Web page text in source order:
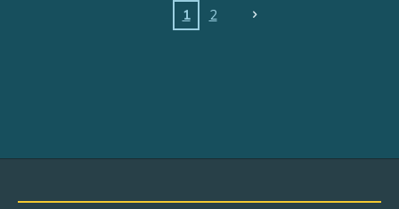
1 2